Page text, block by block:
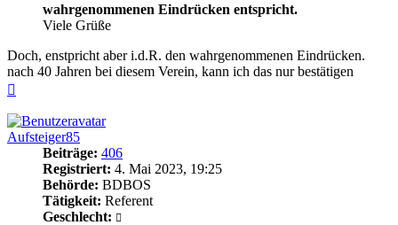
wahrgenommenen Eindrücken entspricht.
Viele Grüße
Doch, enstpricht aber i.d.R. den wahrgenommenen Eindrücken.
nach 40 Jahren bei diesem Verein, kann ich das nur bestätigen
Aufsteiger85
Beiträge: 406
Registriert: 4. Mai 2023, 19:25
Behörde: BDBOS
Tätigkeit: Referent
Geschlecht: